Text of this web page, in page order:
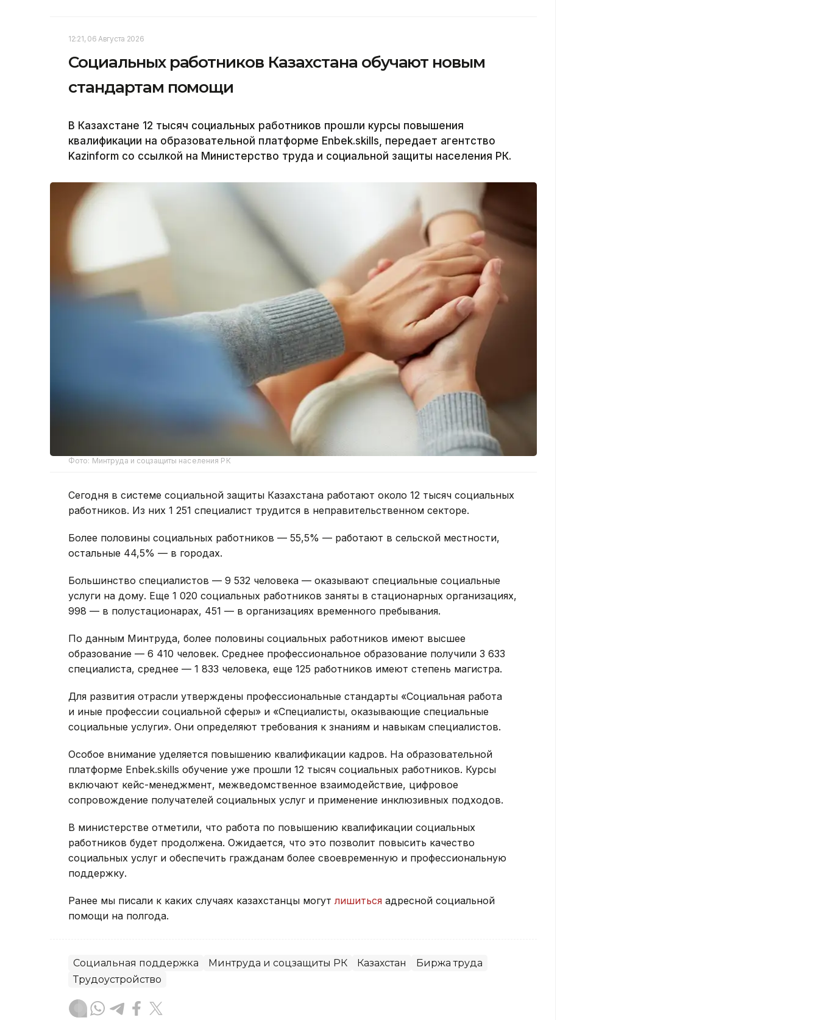
12:21, 06 Августа 2026
Социальных работников Казахстана обучают новым
стандартам помощи
В Казахстане 12 тысяч социальных работников прошли курсы повышения
квалификации на образовательной платформе Enbek.skills, передает агентство
Kazinform со ссылкой на Министерство труда и социальной защиты населения РК.
Фото: Минтруда и соцзащиты населения РК
Сегодня в системе социальной защиты Казахстана работают около 12 тысяч социальных
работников. Из них 1 251 специалист трудится в неправительственном секторе.
Более половины социальных работников — 55,5% — работают в сельской местности,
остальные 44,5% — в городах.
Большинство специалистов — 9 532 человека — оказывают специальные социальные
услуги на дому. Еще 1 020 социальных работников заняты в стационарных организациях,
998 — в полустационарах, 451 — в организациях временного пребывания.
По данным Минтруда, более половины социальных работников имеют высшее
образование — 6 410 человек. Среднее профессиональное образование получили 3 633
специалиста, среднее — 1 833 человека, еще 125 работников имеют степень магистра.
Для развития отрасли утверждены профессиональные стандарты «Социальная работа
и иные профессии социальной сферы» и «Специалисты, оказывающие специальные
социальные услуги». Они определяют требования к знаниям и навыкам специалистов.
Особое внимание уделяется повышению квалификации кадров. На образовательной
платформе Enbek.skills обучение уже прошли 12 тысяч социальных работников. Курсы
включают кейс-менеджмент, межведомственное взаимодействие, цифровое
сопровождение получателей социальных услуг и применение инклюзивных подходов.
В министерстве отметили, что работа по повышению квалификации социальных
работников будет продолжена. Ожидается, что это позволит повысить качество
социальных услуг и обеспечить гражданам более своевременную и профессиональную
поддержку.
Ранее мы писали к каких случаях казахстанцы могут лишиться адресной социальной
помощи на полгода.
Социальная поддержка Минтруда и соцзащиты РК Казахстан
Биржа труда
Трудоустройство